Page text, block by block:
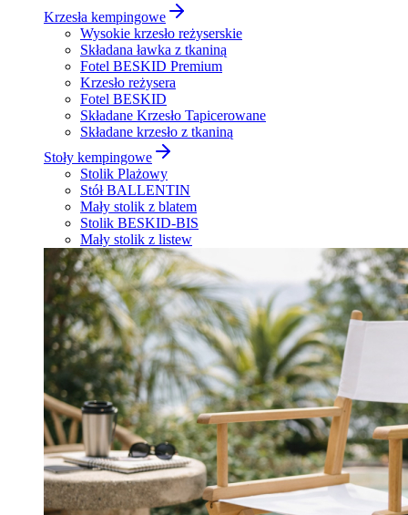
Krzesła kempingowe
Wysokie krzesło reżyserskie
Składana ławka z tkaniną
Fotel BESKID Premium
Krzesło reżysera
Fotel BESKID
Składane Krzesło Tapicerowane
Składane krzesło z tkaniną
Stoły kempingowe
Stolik Plażowy
Stół BALLENTIN
Mały stolik z blatem
Stolik BESKID-BIS
Mały stolik z listew